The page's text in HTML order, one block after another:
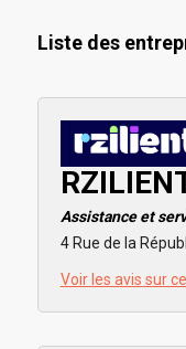
Liste des
Assistance et
4 Rue de la
Voir les avis sur